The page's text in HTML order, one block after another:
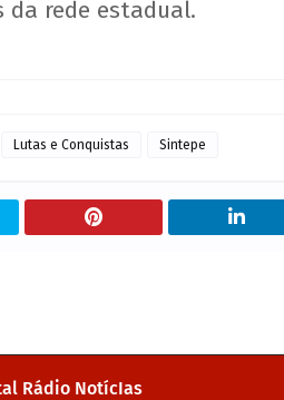
da rede estadual.
Lutas e Conquistas Sintepe
Rádio NotícIas